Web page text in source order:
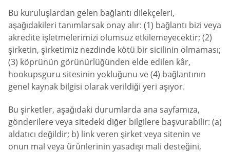
Bu kuruluşlardan gelen bağlantı dilekçeleri,
aşağıdakileri tanımlarsak onay alır: (1) bağlantı bizi veya
akredite işletmelerimizi olumsuz etkilemeyecektir; (2)
şirketin, şirketimiz nezdinde kötü bir sicilinin olmaması;
(3) köprünün görünürlüğünden elde edilen kâr,
hookupsguru sitesinin yokluğunu ve (4) bağlantının
genel kaynak bilgisi olarak verildiği yeri aşıyor.
Bu şirketler, aşağıdaki durumlarda ana sayfamıza,
gönderilere veya sitedeki diğer bilgilere başvurabilir: (a)
aldatıcı değildir; b) link veren şirket veya sitenin ve
onun mal veya ürünlerinin yasadışı mali desteğini,